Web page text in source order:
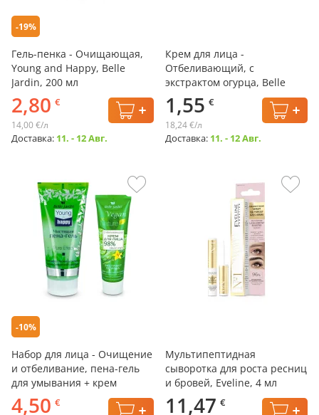
-19%
Гель-пенка - Очищающая,
Young and Happy, Belle
Jardin, 200 мл
2,80 €
14,00 €/л
Доставка: 11. - 12 Авг.
Крем для лица -
Отбеливающий, с
экстрактом огурца, Belle
Jardin, 85 мл
1,55 €
18,24 €/л
Доставка: 11. - 12 Авг.
-10%
Набор для лица - Очищение
и отбеливание, пена-гель
для умывания + крем
4,50 €
Мультипептидная
сыворотка для роста ресниц
и бровей, Eveline, 4 мл
11,47 €